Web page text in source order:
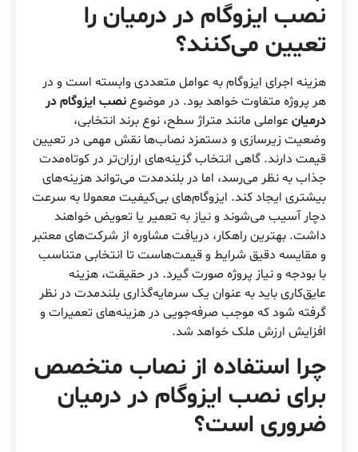
نصب ایزوگام در درمیانرا
تعیین می‌کنند؟
هزینه اجرای ایزوگام به عوامل متعددی وابسته است و در
هر پروژه متفاوت خواهد بود. در موضوعنصب ایزوگام در
درمیانعواملی مانند متراژ سطح، نوع برند انتخابی،
وضعیت زیرسازی و دستمزد نصاب‌ها نقش مهمی در تعیین
قیمت دارند. گاهی انتخاب گزینه‌های ارزان‌تر در کوتاه‌مدت
جذاب به نظر می‌رسد، اما در بلندمدت می‌تواند هزینه‌های
بیشتری ایجاد کند. ایزوگام‌های بی‌کیفیت معمولا به سرعت
دچار آسیب می‌شوند و نیاز به تعمیر یا تعویض خواهند
داشت. بهترین راهکار، دریافت مشاوره از شرکت‌های معتبر
و مقایسه دقیق شرایط و قیمت‌هاست تا انتخابی متناسب
با بودجه و نیاز پروژه صورت گیرد. در حقیقت، هزینه
عایق‌کاری باید به عنوان یک سرمایه‌گذاری بلندمدت در نظر
گرفته شود که موجب صرفه‌جویی در هزینه‌های تعمیرات و
افزایش ارزش ملک خواهد شد.
چرا استفاده از نصاب متخصص
برای نصب ایزوگام در درمیان
ضروری است؟